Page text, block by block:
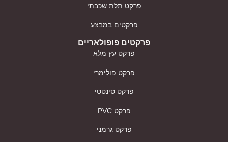
פרקט תלת שכבתי
פרקטים במבצע
פרקטים פופולאריים
פרקט עץ מלא
פרקט פולימרי
פרקט סינטטי
פרקט PVC
פרקט גרמני